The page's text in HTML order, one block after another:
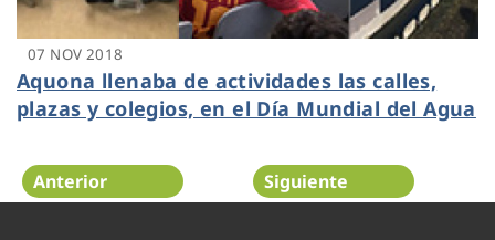
07 NOV 2018
Aquona llenaba de actividades las calles,
plazas y colegios, en el Día Mundial del Agua
Anterior Siguiente